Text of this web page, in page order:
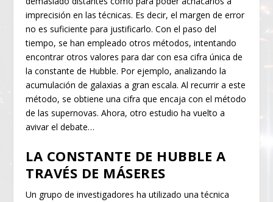
imprecisión en las técnicas. Es decir, el margen de error
no es suficiente para justificarlo. Con el paso del
tiempo, se han empleado otros métodos, intentando
encontrar otros valores para dar con esa cifra única de
la constante de Hubble. Por ejemplo, analizando la
acumulación de galaxias a gran escala. Al recurrir a este
método, se obtiene una cifra que encaja con el método
de las supernovas. Ahora, otro estudio ha vuelto a
avivar el debate…
LA CONSTANTE DE HUBBLE A
TRAVÉS DE MÁSERES
Un grupo de investigadores ha utilizado una técnica